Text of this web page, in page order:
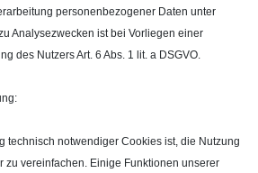
personenbezogener Daten unter
Analysezwecken ist bei Vorliegen einer
des Nutzers Art. 6 Abs. 1 lit. a DSGVO.
technisch notwendiger Cookies ist, die Nutzung
zu vereinfachen. Einige Funktionen unserer